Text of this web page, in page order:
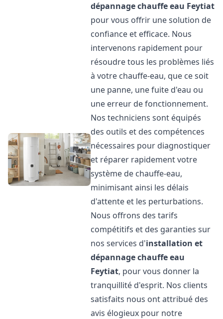
dépannage chauffe eau Feytiat
pour vous offrir une solution de
confiance et efficace. Nous
intervenons rapidement pour
résoudre tous les problèmes liés
à votre chauffe-eau, que ce soit
une panne, une fuite d'eau ou
une erreur de fonctionnement.
Nos techniciens sont équipés
des outils et des compétences
nécessaires pour diagnostiquer
et réparer rapidement votre
système de chauffe-eau,
minimisant ainsi les délais
d'attente et les perturbations.
Nous offrons des tarifs
compétitifs et des garanties sur
nos services d'installation et
dépannage chauffe eau
Feytiat, pour vous donner la
tranquillité d'esprit. Nos clients
satisfaits nous ont attribué des
avis élogieux pour notre